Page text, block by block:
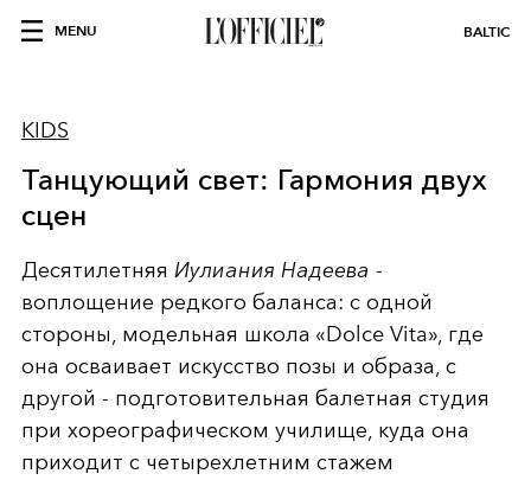
MENU BALTIC
KIDS
Танцующий свет: Гармония двух
сцен
Десятилетняя Иулиания Надеева -
воплощение редкого баланса: с одной
стороны, модельная школа «Dolce Vita», где
она осваивает искусство позы и образа, с
другой - подготовительная балетная студия
при хореографическом училище, куда она
приходит с четырехлетним стажем